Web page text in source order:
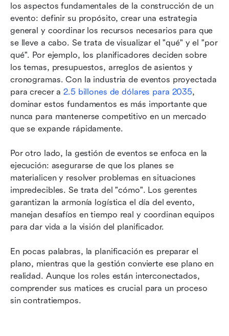
los aspectos fundamentales de la construcción de un
evento: definir su propósito, crear una estrategia
general y coordinar los recursos necesarios para que
se lleve a cabo. Se trata de visualizar el "qué" y el "por
qué". Por ejemplo, los planificadores deciden sobre
los temas, presupuestos, arreglos de asientos y
cronogramas. Con la industria de eventos proyectada
para crecer a 2.5 billones de dólares para 2035,
dominar estos fundamentos es más importante que
nunca para mantenerse competitivo en un mercado
que se expande rápidamente.
Por otro lado, la gestión de eventos se enfoca en la
ejecución: asegurarse de que los planes se
materialicen y resolver problemas en situaciones
impredecibles. Se trata del "cómo". Los gerentes
garantizan la armonía logística el día del evento,
manejan desafíos en tiempo real y coordinan equipos
para dar vida a la visión del planificador.
En pocas palabras, la planificación es preparar el
plano, mientras que la gestión convierte ese plano en
realidad. Aunque los roles están interconectados,
comprender sus matices es crucial para un proceso
sin contratiempos.